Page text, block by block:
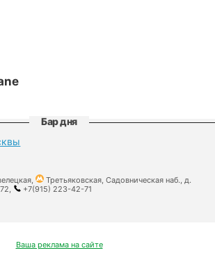
Бар дня
Третьяковская, Садовническая наб., д.
+7(915) 223-42-71
Ваша реклама на сайте